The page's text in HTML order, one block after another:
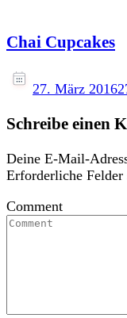
Chai Cupcakes
27. März 2016
Schreibe einen
Deine E-Mail-
Erforderliche
Comment